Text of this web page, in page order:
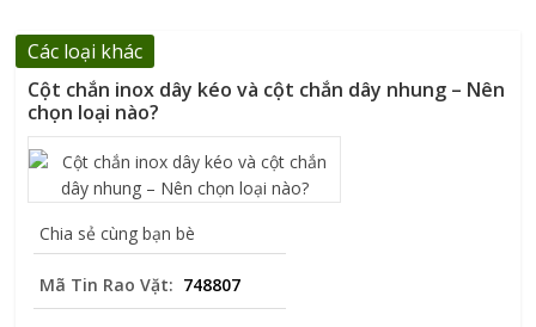
Các loại khác
Cột chắn inox dây kéo và cột chắn dây nhung – Nên
chọn loại nào?
Chia sẻ cùng bạn bè
Mã Tin Rao Vặt: 748807